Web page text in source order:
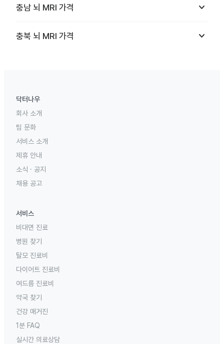
충남 뇌 MRI 가격 keyboard_arrow_down
충북 뇌 MRI 가격 keyboard_arrow_down
닥터나우
회사 소개
팀 문화
서비스 소개
제휴 안내
소식 · 공지
채용 공고
서비스
비대면 진료
병원 찾기
탈모 진료비
다이어트 진료비
여드름 진료비
약국 찾기
건강 매거진
1분 FAQ
실시간 의료상담